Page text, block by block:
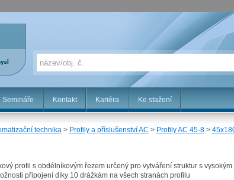
Semináře Kontakt Kariéra Ke stažení
technika> Profily a příslušenství AC > Profily AC 45-8>
profil s obdélníkovým řezem určený pro vytváření struktur s
připojení díky 10 drážkám na všech stranách profilu